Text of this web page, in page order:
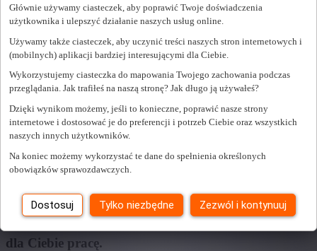
Głównie używamy ciasteczek, aby poprawić Twoje doświadczenia
użytkownika i ulepszyć działanie naszych usług online.
Używamy także ciasteczek, aby uczynić treści naszych stron internetowych i
(mobilnych) aplikacji bardziej interesującymi dla Ciebie.
Wykorzystujemy ciasteczka do mapowania Twojego zachowania podczas
przeglądania. Jak trafiłeś na naszą stronę? Jak długo ją używałeś?
Dzięki wynikom możemy, jeśli to konieczne, poprawić nasze strony
internetowe i dostosować je do preferencji i potrzeb Ciebie oraz wszystkich
naszych innych użytkowników.
Na koniec możemy wykorzystać te dane do spełnienia określonych
obowiązków sprawozdawczych.
Dostosuj Tylko niezbędne Zezwól i kontynuuj
+ Pokaż więcej
- Pokaż mniej
Województwo
+ Pokaż więcej
- Pokaż mniej
+ Pokaż więcej
- Pokaż mniej
Edukacja
+ Pokaż więcej
- Pokaż mniej
Typ umowy
Znaleźliśmy0 oferty pracy dla Ciebie. znaleźliśmy
dla Ciebie pracę.